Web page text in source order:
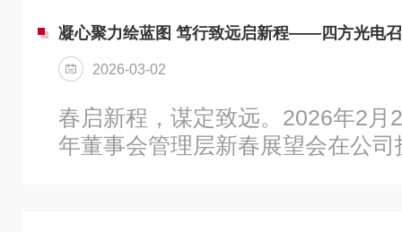
2026-03-02
春启新程，谋定致远。2026年2月
年董事会管理层新春展望会在公